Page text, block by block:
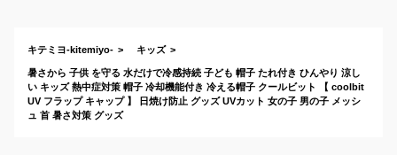
キテミヨ-kitemiyo- キッズ
暑さから 子供 を守る 水だけで冷感持続 子ども 帽子 たれ付き ひんやり 涼し
い キッズ 熱中症対策 帽子 冷却機能付き 冷える帽子 クールビット 【 coolbit
UV フラップ キャップ 】 日焼け防止 グッズ UVカット 女の子 男の子 メッシ
ュ 首 暑さ対策 グッズ